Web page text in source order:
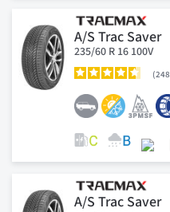
A/S Trac Saver
235/60 R 16 100V
248
A/S Trac Saver